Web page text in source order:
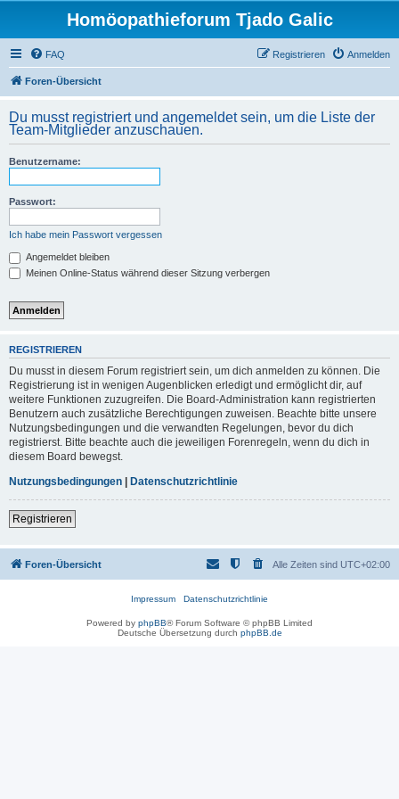
Homöopathieforum Tjado Galic
FAQ Anmelden
Registrieren
Foren-Übersicht
Du musst registriert und angemeldet sein, um die Liste der
Team-Mitglieder anzuschauen.
Benutzername:
Passwort:
Ich habe mein Passwort vergessen
Angemeldet bleiben
Meinen Online-Status während dieser Sitzung verbergen
REGISTRIEREN
Du musst in diesem Forum registriert sein, um dich anmelden zu können. Die
Registrierung ist in wenigen Augenblicken erledigt und ermöglicht dir, auf
weitere Funktionen zuzugreifen. Die Board-Administration kann registrierten
Benutzern auch zusätzliche Berechtigungen zuweisen. Beachte bitte unsere
Nutzungsbedingungen und die verwandten Regelungen, bevor du dich
registrierst. Bitte beachte auch die jeweiligen Forenregeln, wenn du dich in
diesem Board bewegst.
Nutzungsbedingungen | Datenschutzrichtlinie
Registrieren
Foren-Übersicht Alle Zeiten sind UTC+02:00
Impressum Datenschutzrichtlinie
Powered by phpBB® Forum Software © phpBB Limited
Deutsche Übersetzung durch phpBB.de